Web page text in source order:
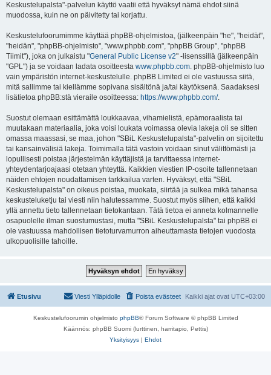
Keskustelupalsta"-palvelun käyttö vaatii että hyväksyt nämä ehdot siinä
muodossa, kuin ne on päivitetty tai korjattu.
Keskustelufoorumimme käyttää phpBB-ohjelmistoa, (jälkeenpäin "he", "heidät",
"heidän", "phpBB-ohjelmisto", "www.phpbb.com", "phpBB Group", "phpBB
Tiimit"), joka on julkaistu "General Public License v2" -lisenssillä (jälkeenpäin
"GPL") ja se voidaan ladata osoitteesta www.phpbb.com. phpBB-ohjelmisto luo
vain ympäristön internet-keskustelulle. phpBB Limited ei ole vastuussa siitä,
mitä sallimme tai kiellämme sopivana sisältönä ja/tai käytöksenä. Saadaksesi
lisätietoa phpBB:stä vieraile osoitteessa: https://www.phpbb.com/.
Suostut olemaan esittämättä loukkaavaa, vihamielistä, epämoraalista tai
muutakaan materiaalia, joka voisi loukata voimassa olevia lakeja oli se sitten
omassa maassasi, se maa, johon "SBiL Keskustelupalsta"-palvelin on sijoitettu
tai kansainvälisiä lakeja. Toimimalla tätä vastoin voidaan sinut välittömästi ja
lopullisesti poistaa järjestelmän käyttäjistä ja tarvittaessa internet-
yhteydentarjoajaasi otetaan yhteyttä. Kaikkien viestien IP-osoite tallennetaan
näiden ehtojen noudattamisen tarkkailua varten. Hyväksyt, että "SBiL
Keskustelupalsta" on oikeus poistaa, muokata, siirtää ja sulkea mikä tahansa
keskusteluketju tai viesti niin halutessamme. Suostut myös siihen, että kaikki
yllä annettu tieto tallennetaan tietokantaan. Tätä tietoa ei anneta kolmannelle
osapuolelle ilman suostumustasi, mutta "SBiL Keskustelupalsta" tai phpBB ei
ole vastuussa mahdollisen tietoturvamurron aiheuttamasta tietojen vuodosta
ulkopuolisille tahoille.
Etusivu Kaikki ajat ovat UTC+03:00
Poista evästeet
Viesti Ylläpidolle
Keskustelufoorumin ohjelmisto phpBB® Forum Software © phpBB Limited
Käännös: phpBB Suomi (lurttinen, harritapio, Pettis)
Yksityisyys | Ehdot